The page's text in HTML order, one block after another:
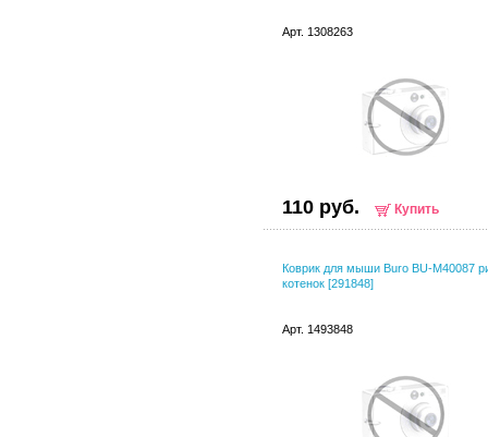
Арт. 1308263
110 руб. Купить
Коврик для мыши Buro BU-M40087
котенок [291848]
Арт. 1493848